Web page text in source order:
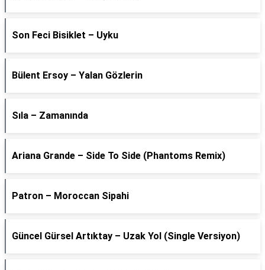
Son Feci Bisiklet – Uyku
Bülent Ersoy – Yalan Gözlerin
Sıla – Zamanında
Ariana Grande – Side To Side (Phantoms Remix)
Patron – Moroccan Sipahi
Güncel Gürsel Artıktay – Uzak Yol (Single Versiyon)